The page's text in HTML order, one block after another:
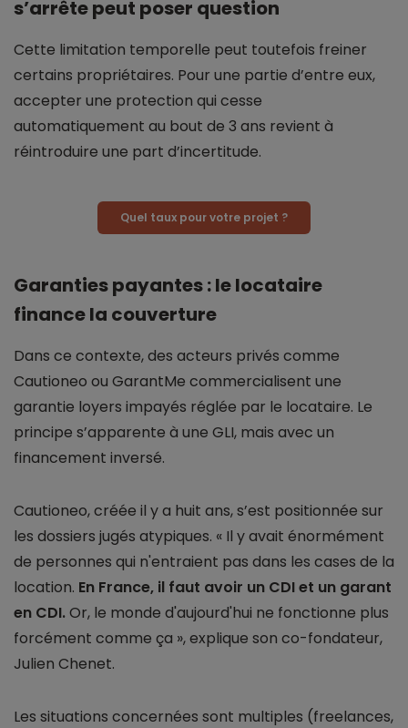
s’arrête peut poser question
Cette limitation temporelle peut toutefois freiner
certains propriétaires. Pour une partie d’entre eux,
accepter une protection qui cesse
automatiquement au bout de 3 ans revient à
réintroduire une part d’incertitude.
Quel taux pour votre projet ?
Garanties payantes : le locataire
finance la couverture
Dans ce contexte, des acteurs privés comme
Cautioneo ou GarantMe commercialisent une
garantie loyers impayés réglée par le locataire. Le
principe s’apparente à une GLI, mais avec un
financement inversé.
Cautioneo, créée il y a huit ans, s’est positionnée sur
les dossiers jugés atypiques. « Il y avait énormément
de personnes qui n'entraient pas dans les cases de la
location. En France, il faut avoir un CDI et un garant
en CDI.Or, le monde d'aujourd'hui ne fonctionne plus
forcément comme ça », explique son co-fondateur,
Julien Chenet.
Les situations concernées sont multiples (freelances,